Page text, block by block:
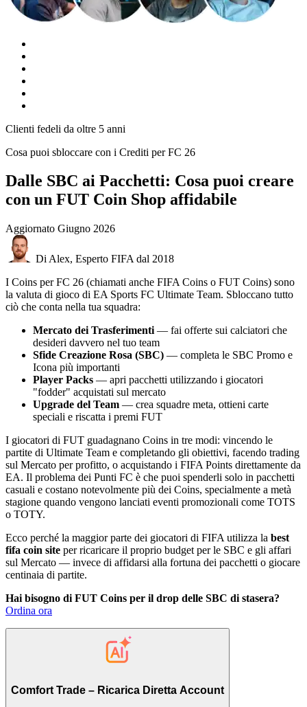
Clienti fedeli da oltre 5 anni
Cosa puoi sbloccare con i Crediti per FC 26
Dalle SBC ai Pacchetti: Cosa puoi creare
con un FUT Coin Shop affidabile
Aggiornato Giugno 2026
Di Alex, Esperto FIFA dal 2018
I Coins per FC 26 (chiamati anche FIFA Coins o FUT Coins) sono
la valuta di gioco di EA Sports FC Ultimate Team. Sbloccano tutto
ciò che conta nella tua squadra:
Mercato dei Trasferimenti — fai offerte sui calciatori che
desideri davvero nel tuo team
Sfide Creazione Rosa (SBC) — completa le SBC Promo e
Icona più importanti
Player Packs — apri pacchetti utilizzando i giocatori
"fodder" acquistati sul mercato
Upgrade del Team — crea squadre meta, ottieni carte
speciali e riscatta i premi FUT
I giocatori di FUT guadagnano Coins in tre modi: vincendo le
partite di Ultimate Team e completando gli obiettivi, facendo trading
sul Mercato per profitto, o acquistando i FIFA Points direttamente da
EA. Il problema dei Punti FC è che puoi spenderli solo in pacchetti
casuali e costano notevolmente più dei Coins, specialmente a metà
stagione quando vengono lanciati eventi promozionali come TOTS
o TOTY.
Ecco perché la maggior parte dei giocatori di FIFA utilizza la best
fifa coin site per ricaricare il proprio budget per le SBC e gli affari
sul Mercato — invece di affidarsi alla fortuna dei pacchetti o giocare
centinaia di partite.
Hai bisogno di FUT Coins per il drop delle SBC di stasera?
Ordina ora
Comfort Trade – Ricarica Diretta Account